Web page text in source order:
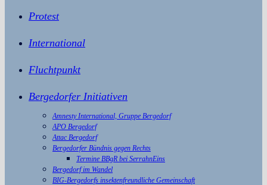
Protest
International
Fluchtpunkt
Bergedorfer Initiativen
Amnesty International, Gruppe Bergedorf
APO Bergedorf
Attac Bergedorf
Bergedorfer Bündnis gegen Rechts
Termine BBgR bei SerrahnEins
Bergedorf im Wandel
BIG-Bergedorfs insektenfreundliche Gemeinschaft